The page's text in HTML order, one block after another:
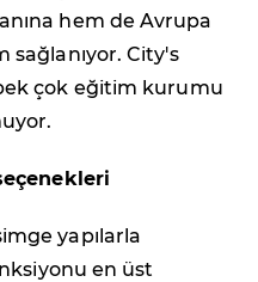
hem de Avrupa
sağlanıyor. City's
çok eğitim kurumu
yapılarla
en üst